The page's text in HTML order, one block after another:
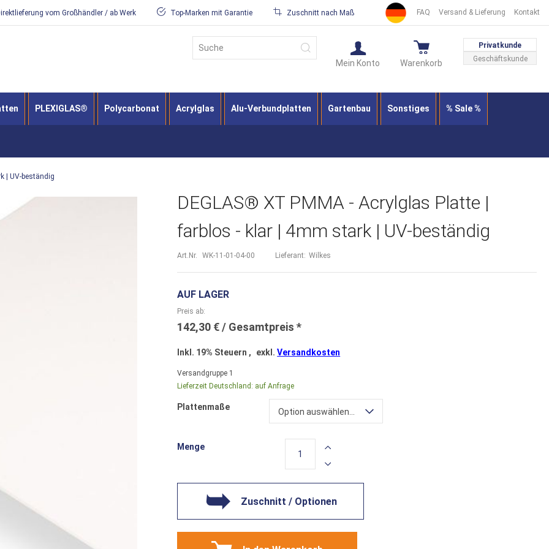
FAQ Versand & Lieferung Kontakt
vom Großhändler / ab Werk Top-Marken mit Garantie Zuschnitt nach Maß
Privatkunde
Geschäftskunde
Warenkorb
Mein Konto
Suche
PLEXIGLAS® Polycarbonat Acrylglas Alu-Verbundplatten Gartenbau Sonstiges % Sale %
| UV-beständig
DEGLAS® XT PMMA - Acrylglas Platte |
farblos - klar | 4mm stark | UV-beständig
Art.Nr. WK-11-01-04-00 Lieferant: Wilkes
AUF LAGER
Preis ab
142,30 €
Inkl. 19% Steuern , exkl.Versandkosten
Versandgruppe 1
Lieferzeit Deutschland: auf Anfrage
Plattenmaße Option auswählen...
Menge
Zuschnitt / Optionen